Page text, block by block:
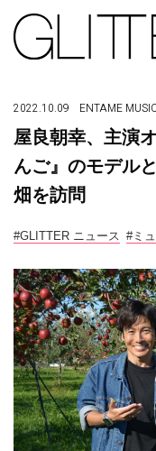
2022.10.09 ENTAME
屋良朝幸、主演
んご』のモデル
畑を訪問
#GLITTER ニュース #ミ